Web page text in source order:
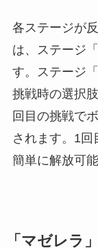
各ステージが
は、ステージ
す。ステージ
挑戦時の選択
回目の挑戦で
されます。1
簡単に解放可能
「マゼレラ